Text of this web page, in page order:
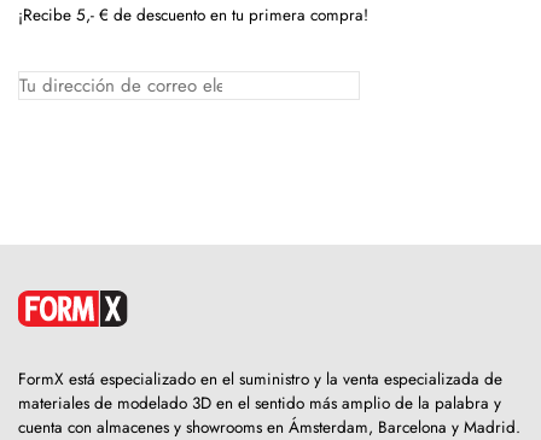
¡Recibe 5,- € de descuento en tu primera compra!
FormX está especializado en el suministro y la venta especializada de
materiales de modelado 3D en el sentido más amplio de la palabra y
cuenta con almacenes y showrooms en Ámsterdam, Barcelona y Madrid.